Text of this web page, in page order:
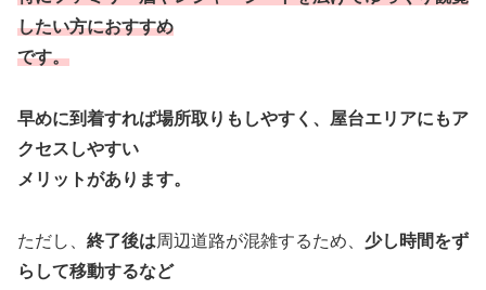
したい方におすすめ
です。
早めに到着すれば場所取りもしやすく、屋台エリアにもア
クセスしやすい
メリットがあります。
ただし、 終了後は周辺道路が混雑するため、 少し時間をず
らして移動するなど